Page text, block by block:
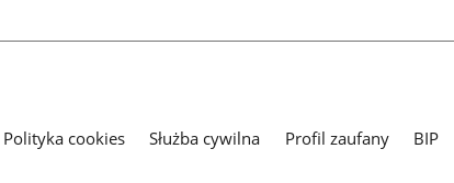
Polityka cookies Służba cywilna Profil zaufany BIP